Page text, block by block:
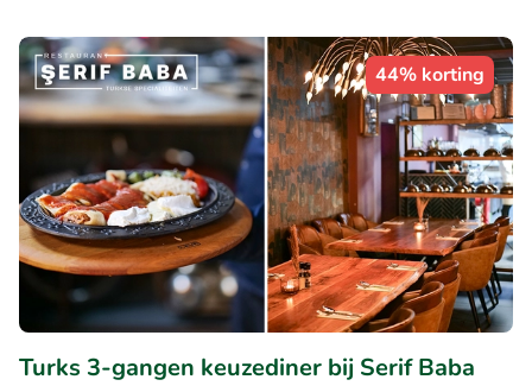
44% korting
Turks 3-gangen keuzediner bij Serif Baba